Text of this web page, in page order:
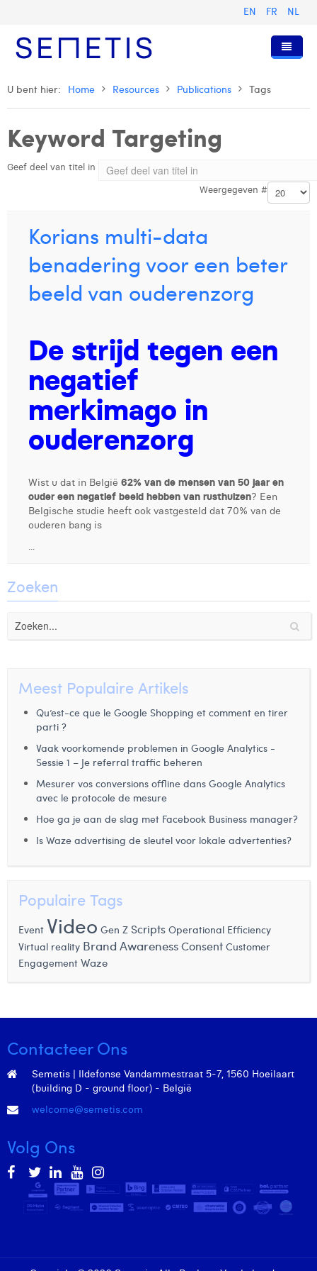
EN FR NL
Home
Diensten
Digital Advertising
Digital Business Intelligence
Trainingen
Wie zijn wij
Onze Geschiedenis
Anouk Allegaert
Arthur Collard
Camille Servais
Dhan Claes
Diane Tremouroux
Edouard Polet
Elio Civalleri
Eliott Pousset
Floriane Defacqz
Glenn Vanderlinden
Jonas Geiregat
Justine Cremer
Laura Verhelst
Lena Pignoloni
Leonard Dierickx
Linda Kraim
Lisa Protin
Lore Fierens
Lucas Taels
Manon Houppertz
Margaux Marien
Mathias Segers
Matthias Langenaeker
Ninon Chevalier
Olivia Lohest
Sebastiaan Reeskamp
Sven Bosschem
Onze Waarden
Omnicom Media Group
Certificeringen
Pers & Publicaties
Presentaties en Cases
Persberichten
Vacatures
Strategy Director
Digital Business Analyst
Digital Business Intern
Contact
U bent hier: Home Resources Publications Tags
Keyword Targeting
Geef deel van titel in
Weergegeven #
Korians multi-data
benadering voor een beter
beeld van ouderenzorg
De strijd tegen een
negatief
merkimago in
ouderenzorg
Wist u dat in België 62% van de mensen van 50 jaar en
ouder een negatief beeld hebben van rusthuizen? Een
Belgische studie heeft ook vastgesteld dat 70% van de
ouderen bang is
...
Zoeken
Meest Populaire Artikels
Qu’est-ce que le Google Shopping et comment en tirer
parti ?
Vaak voorkomende problemen in Google Analytics -
Sessie 1 – Je referral traffic beheren
Mesurer vos conversions offline dans Google Analytics
avec le protocole de mesure
Hoe ga je aan de slag met Facebook Business manager?
Is Waze advertising de sleutel voor lokale advertenties?
Populaire Tags
Event Video Gen Z Scripts Operational Efficiency
Virtual reality Brand AwarenessConsent Customer
Engagement Waze
Contacteer Ons
Semetis | Ildefonse Vandammestraat 5-7, 1560 Hoeilaart
(building D - ground floor) - België
welcome@semetis.com
Volg Ons